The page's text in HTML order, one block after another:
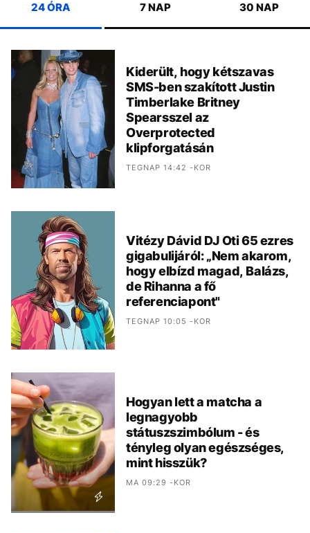
24 ÓRA 7 NAP 30 NAP
Kiderült, hogy kétszavas
SMS-ben szakított Justin
Timberlake Britney
Spearsszel az
Overprotected
klipforgatásán
TEGNAP 14:42 -KOR
Vitézy Dávid DJ Oti 65 ezres
gigabulijáról: „Nem akarom,
hogy elbízd magad, Balázs,
de Rihanna a fő
referenciapont"
TEGNAP 10:05 -KOR
Hogyan lett a matcha a
legnagyobb
státuszszimbólum - és
tényleg olyan egészséges,
mint hisszük?
MA 09:29 -KOR